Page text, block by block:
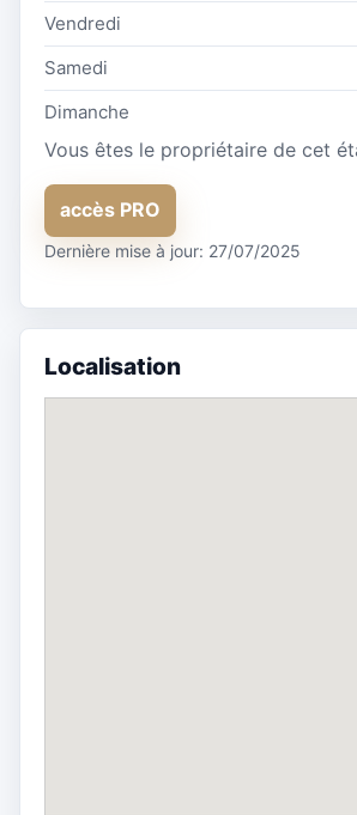
Vendredi
Samedi
Dimanche
Vous êtes le propriétaire de cet
accès PRO
Dernière mise à jour: 27/07/2025
Localisation